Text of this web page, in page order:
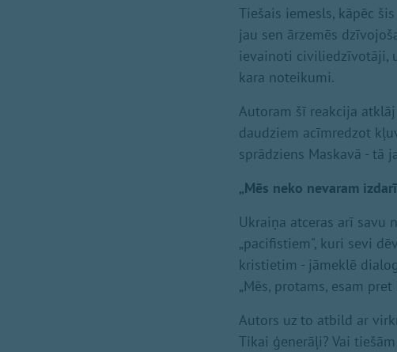
Tiešais iemesls, kāpēc
jau sen ārzemēs
ievainoti civiliedzīvotāji,
kara noteikumi.
Autoram šī reakcija
daudziem acīmredzot
sprādziens Maskavā - tā
„Mēs neko nevaram
Ukraiņa atceras arī savu
„pacifistiem", kuri sevi
kristietim - jāmeklē
„Mēs, protams, esam
Autors uz to atbild ar
Tikai ģenerāļi? Vai